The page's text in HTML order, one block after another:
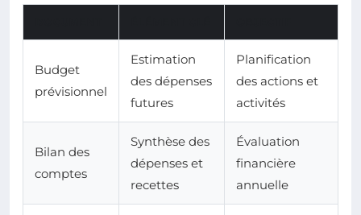
Budget
prévisionnel
Estimation
des dépenses
futures
Planification
des actions et
activités
Bilan des
comptes
Synthèse des
dépenses et
recettes
Évaluation
financière
annuelle